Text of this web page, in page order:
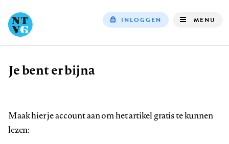
INLOGGEN MENU
Kruimelpad
Je bent er bijna
Maak hier je account aan om het artikel gratis te kunnen
lezen: